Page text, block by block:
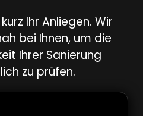
Ihr Anliegen. Wir
bei Ihnen, um die
Ihrer Sanierung
zu prüfen.